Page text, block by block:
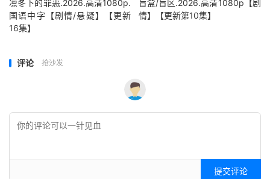
凛冬下的罪恶.2026.高清1080p.
国语中字【剧情/悬疑】【更新
16集】
盲盒/盲区.2026.高清1080p【剧
情】【更新第10集】
评论 抢沙发
提交评论